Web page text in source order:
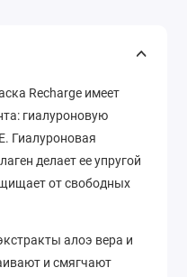
Recharge имеет
гиалуроновую
Гиалуроновая
делает ее упругой
от свободных
алоэ вера и
и смягчают